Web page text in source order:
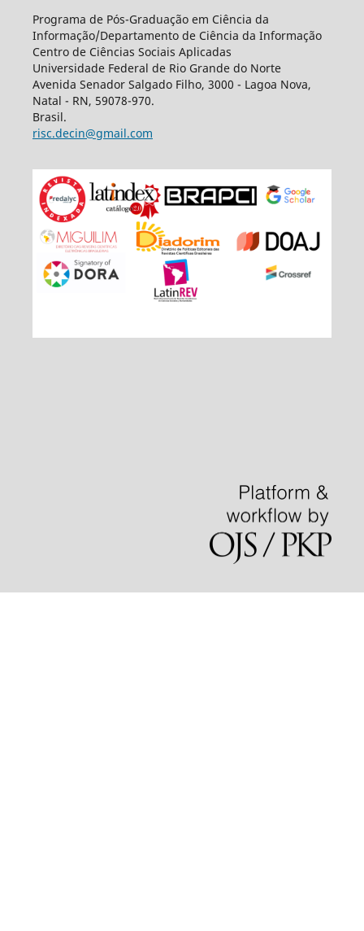
Programa de Pós-Graduação em Ciência da
Informação/Departamento de Ciência da Informação
Centro de Ciências Sociais Aplicadas
Universidade Federal de Rio Grande do Norte
Avenida Senador Salgado Filho, 3000 - Lagoa Nova,
Natal - RN, 59078-970.
Brasil.
risc.decin@gmail.com